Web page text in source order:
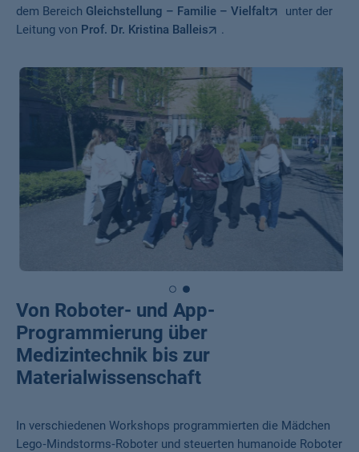
dem Bereich Gleichstellung – Familie – Vielfalt
unter der
Leitung von Prof. Dr. Kristina Balleis .
Von Roboter- und App-
Programmierung über
Medizintechnik bis zur
Materialwissenschaft
In verschiedenen Workshops programmierten die Mädchen
Lego‑Mindstorms‑Roboter und steuerten humanoide Roboter